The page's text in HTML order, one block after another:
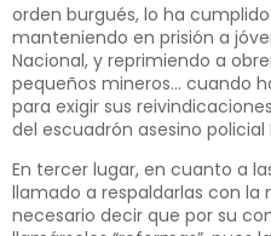
orden burgués, lo ha
manteniendo en prisión a
Nacional, y reprimiendo a
pequeños mineros… cuando
para exigir sus
del escuadrón asesino policial
En tercer lugar, en cuanto a
llamado a respaldarlas con la
necesario decir que por su